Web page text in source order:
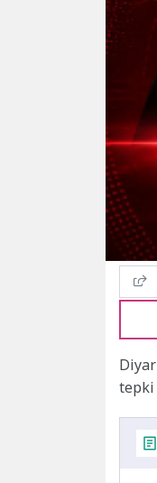
tepki